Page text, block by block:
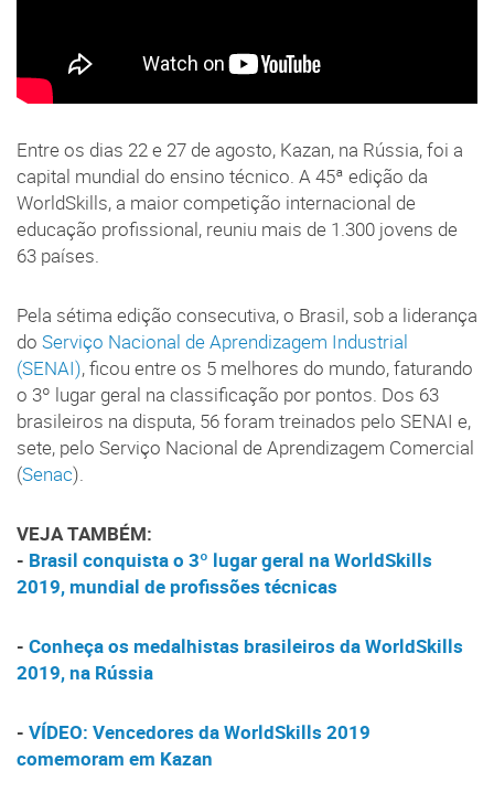
Entre os dias 22 e 27 de agosto, Kazan, na Rússia, foi a
capital mundial do ensino técnico. A 45ª edição da
WorldSkills, a maior competição internacional de
educação profissional, reuniu mais de 1.300 jovens de
63 países.
Pela sétima edição consecutiva, o Brasil, sob a liderança
do Serviço Nacional de Aprendizagem Industrial
(SENAI), ficou entre os 5 melhores do mundo, faturando
o 3º lugar geral na classificação por pontos. Dos 63
brasileiros na disputa, 56 foram treinados pelo SENAI e,
sete, pelo Serviço Nacional de Aprendizagem Comercial
(Senac).
VEJA TAMBÉM:
- Brasil conquista o 3º lugar geral na WorldSkills
2019, mundial de profissões técnicas
- Conheça os medalhistas brasileiros da WorldSkills
2019, na Rússia
- VÍDEO: Vencedores da WorldSkills 2019
comemoram em Kazan